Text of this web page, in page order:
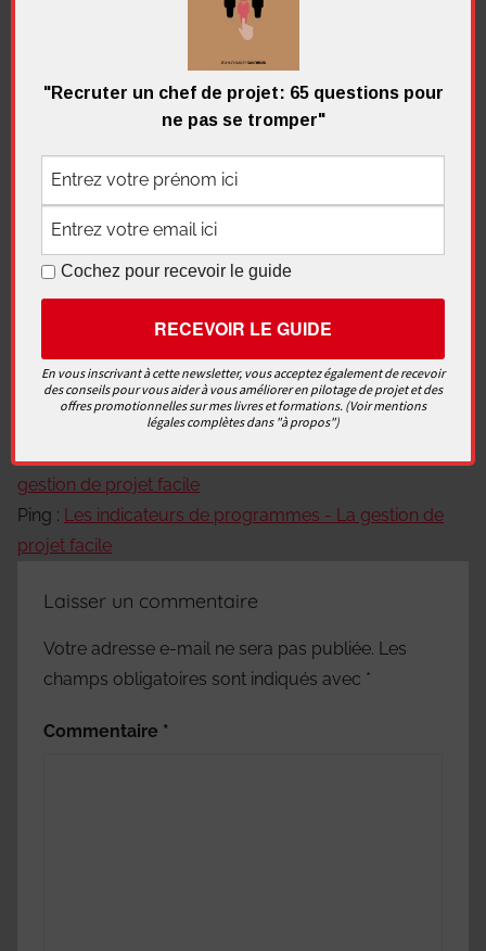
Les 4 piliers du contract management
Article suivant
Les trois dimensions d’un projet
4 réflexions sur “Qu’est-ce qu’un projet ?”
Projet, programme, portefeuille, quelle différence
? - La gestion de projet facile
Ping :Chef de projet, qui est-il ? - La gestion de projet
gestion de projet facile
Ping : Les indicateurs de programmes - La gestion de
projet facile
Laisser un commentaire
Votre adresse e-mail ne sera pas publiée. Les
champs obligatoires sont indiqués avec *
Commentaire *
"Recruter un chef de projet: 65 questions pour
ne pas se tromper"
Cochez pour recevoir le guide
En vous inscrivant à cette newsletter, vous acceptez également de recevoir
des conseils pour vous aider à vous améliorer en pilotage de projet et des
offres promotionnelles sur mes livres et formations. (Voir mentions
légales complètes dans "à propos")